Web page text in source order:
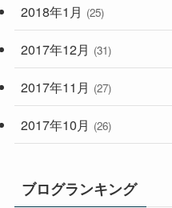
2018年1月 (25)
2017年12月 (31)
2017年11月 (27)
2017年10月 (26)
ブログランキング